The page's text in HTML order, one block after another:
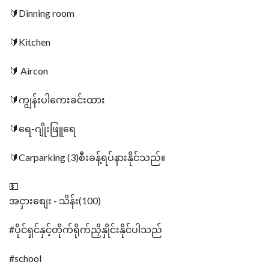
🔰Dinning room
🔰Kitchen
🔰 Aircon
🔰ကျွန်းပါကေးခင်းထား
🔰ရေ-ဂျိုးဖြူရေ
🔰Carparking (3)စီးခန့်ရပ်နားနိုင်သည်။
💵
အငှားစျေး - သိန်း(100)
#ပိုင်ရှင်နှင့်တိုက်ရိုက်ညှိနှိုင်းနိုင်ပါသည်
#school